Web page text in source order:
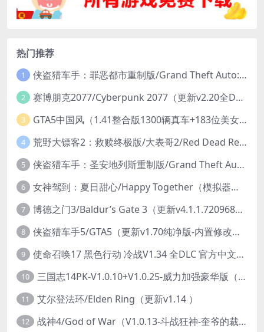
热门推荐
1 侠盗猎车手：罪恶都市重制版/Grand Theft Auto: Vice City – The Definitive Edition
2 赛博朋克2077/Cyberpunk 2077（更新v2.20全DLC）
3 GTA5中国风（1.41整合版1300辆真车+183位美女与英雄+200%存档）
4 荒野大镖客2：救赎终极版/大表哥2/Red Dead Redemption 2: Ultimate Edition（更新v1491.50终极版）
5 侠盗猎车手：圣安地列斯重制版/Grand Theft Auto: San Andreas – The Definitive Edition（更新v1.113.49697469）
6 女神驾到：夏日甜心/Happy Together（模拟器版-升级豪华终极珍藏版+全DLC）
7 博德之门3/Baldur’s Gate 3（更新v4.1.1.7209685）
8 侠盗猎车手5/GTA5（更新v1.70纯净版-内置修改器+通关存档）
9 使命召唤17 黑色行动 冷战V1.34 全DLC 官方中文版COD17
10 三国志14PK-V1.0.10+V1.0.25-威力加强豪华版（武将面容套装-全DLC+季票+特典+中文语音+编辑修改器）
11 艾尔登法环/Elden Ring（更新v1.14 ）
12 战神4/God of War（V1.0.13-斗战狂神-奎爷的裁决+全DLC）